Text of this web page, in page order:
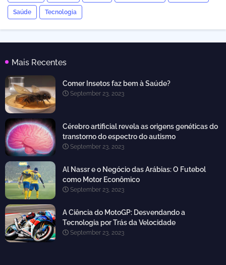
Saúde Tecnologia
Mais Recentes
Comer Insetos faz bem à Saúde?
September 23, 2023
Cérebro artificial revela as origens genéticas do
transtorno do espectro do autismo
September 23, 2023
Al Nassr e o Negócio das Arábias: O Futebol
como Motor Econômico
September 23, 2023
A Ciência do MotoGP: Desvendando a
Tecnologia por Trás da Velocidade
September 23, 2023